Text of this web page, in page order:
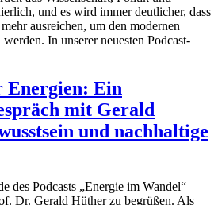
und es wird immer deutlicher, dass
ausreichen, um den modernen
In unserer neuesten Podcast-
Energien: Ein
mit Gerald
und nachhaltige
des Podcasts „Energie im Wandel“
Dr. Gerald Hüther zu begrüßen. Als